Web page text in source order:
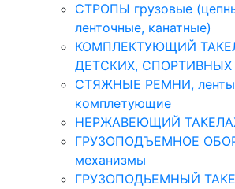
СТРОПЫ грузовые
ленточные, канатные)
КОМПЛЕКТУЮЩИЙ
ДЕТСКИХ,
СТЯЖНЫЕ РЕМНИ,
комплетующие
НЕРЖАВЕЮЩИЙ
ГРУЗОПОДЪЕМНОЕ
механизмы
ГРУЗОПОДЬЕМНЫЙ